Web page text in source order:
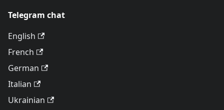
Telegram chat
English
French
German
Italian
Ukrainian